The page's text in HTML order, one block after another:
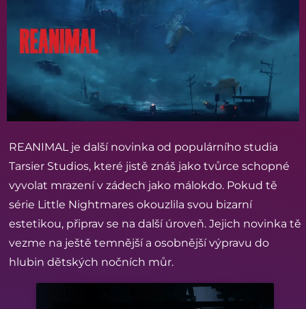
REANIMAL je další novinka od populárního studia
Tarsier Studios, které jistě znáš jako tvůrce schopné
vyvolat mrazení v zádech jako málokdo. Pokud tě
série Little Nightmares okouzlila svou bizarní
estetikou, připrav se na další úroveň. Jejich novinka tě
vezme na ještě temnější a osobnější výpravu do
hlubin dětských nočních můr.